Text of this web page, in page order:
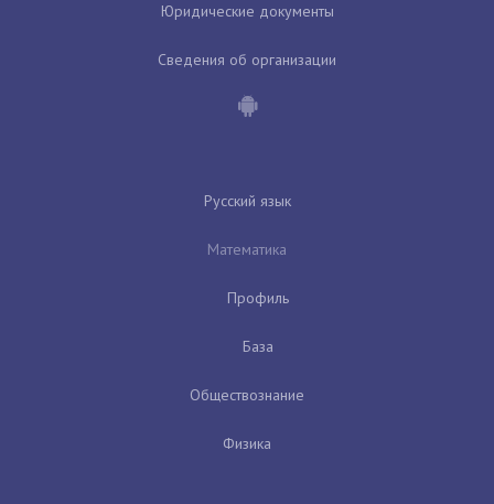
Юридические документы
Сведения об организации
Русский язык
Математика
Профиль
База
Обществознание
Физика